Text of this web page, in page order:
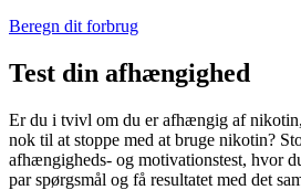
Beregn dit forbrug
Test din afhængighed
Er du i tvivl om du er afhængig af
nok til at stoppe med at bruge nikotin?
afhængigheds- og motivationstest, hvor
par spørgsmål og få resultatet med det